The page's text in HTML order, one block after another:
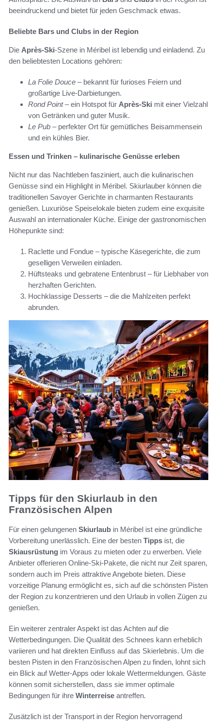
beeindruckend und bietet für jeden Geschmack etwas.
Beliebte Bars und Clubs in der Region
Die Après-Ski-Szene in Méribel ist lebendig und einladend. Zu
den beliebtesten Locations gehören:
La Folie Douce – bekannt für furioses Feiern und
großartige Live-Darbietungen.
Rond Point– ein Hotspot für Après-Ski mit einer Vielzahl
von Getränken und guter Musik.
Le Pub – perfekter Ort für gemütliches Beisammensein
und ein kühles Bier.
Essen und Trinken – kulinarische Genüsse erleben
Nicht nur das Nachtleben fasziniert, auch die kulinarischen
Genüsse sind ein Highlight in Méribel. Skiurlauber können die
traditionellen Savoyer Gerichte in charmanten Restaurants
genießen. Luxuriöse Speiselokale bieten zudem eine exquisite
Auswahl an internationaler Küche. Einige der gastronomischen
Höhepunkte sind:
Raclette und Fondue – typische Käsegerichte, die zum
geselligen Verweilen einladen.
Hüftsteaks und gebratene Entenbrust – für Liebhaber von
herzhaften Gerichten.
Hochklassige Desserts – die die Mahlzeiten perfekt
abrunden.
Tipps für den Skiurlaub in den
Französischen Alpen
Für einen gelungenen Skiurlaub in Méribel ist eine gründliche
Vorbereitung unerlässlich. Eine der besten Tipps ist, die
Skiausrüstung im Voraus zu mieten oder zu erwerben. Viele
Anbieter offerieren Online-Ski-Pakete, die nicht nur Zeit sparen,
sondern auch im Preis attraktive Angebote bieten. Diese
vorzeitige Planung ermöglicht es, sich auf die schönsten Pisten
der Region zu konzentrieren und den Urlaub in vollen Zügen zu
genießen.
Ein weiterer zentraler Aspekt ist das Achten auf die
Wetterbedingungen. Die Qualität des Schnees kann erheblich
variieren und hat direkten Einfluss auf das Skierlebnis. Um die
besten Pisten in den Französischen Alpen zu finden, lohnt sich
ein Blick auf Wetter-Apps oder lokale Wettermeldungen. Gäste
können somit sicherstellen, dass sie immer optimale
Bedingungen für ihre Winterreise antreffen.
Zusätzlich ist der Transport in der Region hervorragend